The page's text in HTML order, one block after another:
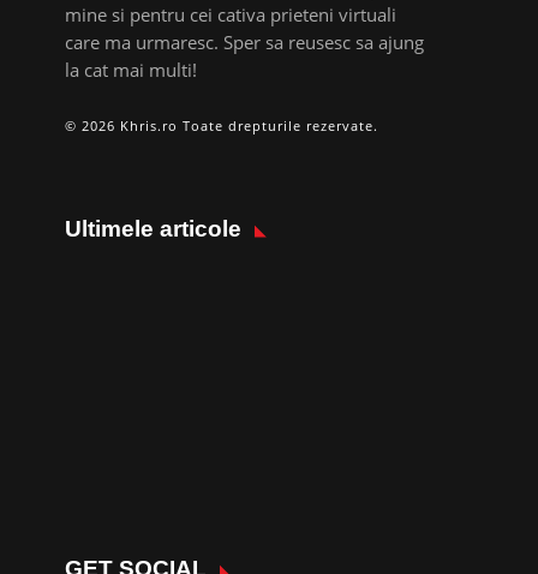
mine si pentru cei cativa prieteni virtuali
care ma urmaresc. Sper sa reusesc sa ajung
la cat mai multi!
© 2026 Khris.ro Toate drepturile rezervate.
Ultimele articole
GET SOCIAL